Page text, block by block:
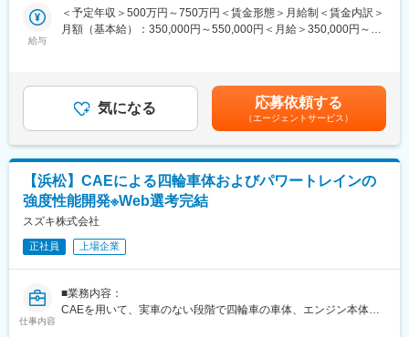
■業務内容
【想定業務内容】
■働く環境/当社の特徴：
・全社月平均残業時間：20時間程度
・年休：123日程度
・キャリアサポート制度充実：社内に専属のカウンセラーがお
り、プロジェクト、働き方など相談できる環境がございます。
・定年：65歳となっており、その後も１年更新での契約社員とし
てご活躍いただけます。
・手厚い福利厚生：配属先への勤務に伴う引っ越し費用に関して
家族手当制度等がございます。
給与
＜予定年収＞500万円～750万円＜賃金形態＞月給制＜賃金内訳＞
月額（基本給）：350,000円～550,000円＜月給＞350,000円～
の金額であり、選考を通じて上下する可能性があります。月給(月
額)は固定手当を含めた表記です。
気になる 応募依頼する
（エージェントサービス）
【浜松】CAEによる四輪車体およびパワートレインの
強度性能開発※Web選考完結
スズキ株式会社
正社員 上場企業
仕事内容
■業務内容：
CAEを用いて、実車のない段階で四輪車の車体、エンジン本体、